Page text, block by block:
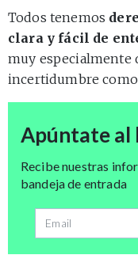
Todos tenemos
clara y fácil de
muy especialmente
incertidumbre
Apúntate al
Recibe nuestras
bandeja de entrada
Dirección de correo